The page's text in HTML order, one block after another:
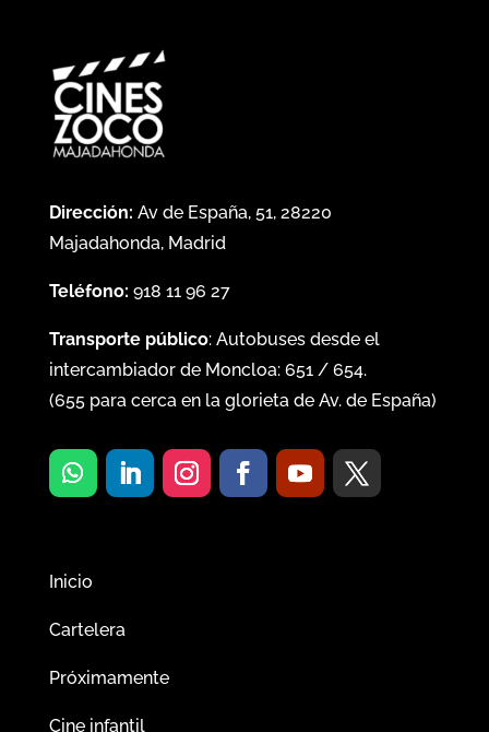
Dirección: Av de España, 51, 28220
Majadahonda, Madrid
Teléfono: 918 11 96 27
Transporte público: Autobuses desde el
intercambiador de Moncloa: 651/ 654.
(655para cerca en la glorieta de Av. de España)
Inicio
Cartelera
Próximamente
Cine infantil